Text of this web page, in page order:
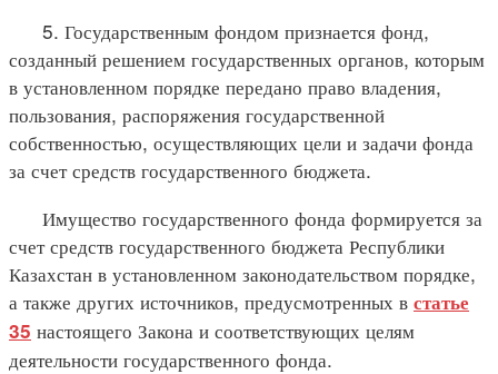
5. Государственным фондом признается фонд,
созданный решением государственных органов, которым
в установленном порядке передано право владения,
пользования, распоряжения государственной
собственностью, осуществляющих цели и задачи фонда
за счет средств государственного бюджета.
Имущество государственного фонда формируется за
счет средств государственного бюджета Республики
Казахстан в установленном законодательством порядке,
а также других источников, предусмотренных в статье
35 настоящего Закона и соответствующих целям
деятельности государственного фонда.